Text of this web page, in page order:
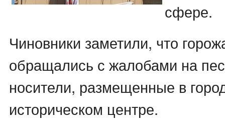
сфере.
Чиновники заметили, что
обращались с жалобами на
носители, размещенные в
историческом центре.